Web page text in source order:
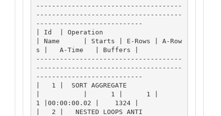
-------------------------------------
-------------------------------------
---------------------------
| Id  | Operation
| Name      | Starts | E-Rows | A-Row
s |   A-Time   | Buffers |
-------------------------------------
-------------------------------------
---------------------------
|   1 |  SORT AGGREGATE
|           |      1 |      1 |
1 |00:00:00.02 |    1324 |
|   2 |   NESTED LOOPS ANTI